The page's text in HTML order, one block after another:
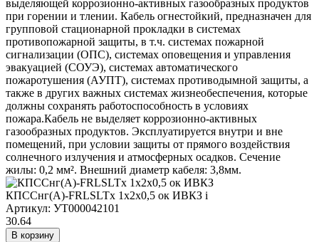
выделяющей коррозионно-активных газообразных продуктов
при горении и тлении. Кабель огнестойкий, предназначен для
групповой стационарной прокладки в системах
противопожарной защиты, в т.ч. системах пожарной
сигнализации (ОПС), системах оповещения и управления
эвакуацией (СОУЭ), системах автоматического
пожаротушения (АУПТ), системах противодымной защиты, а
также в других важных системах жизнеобеспечения, которые
должны сохранять работоспособность в условиях
пожара.Кабель не выделяет коррозионно-активных
газообразных продуктов. Эксплуатируется внутри и вне
помещений, при условии защиты от прямого воздействия
солнечного излучения и атмосферных осадков. Сечение
жилы: 0,2 мм². Внешний диаметр кабеля: 3,8мм.
КПССнг(А)-FRLSLTx 1х2х0,5 ок ИВКЗ i
Артикул: УТ000042101
30.64
В корзину